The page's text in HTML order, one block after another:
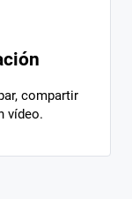
compartir
vídeo.